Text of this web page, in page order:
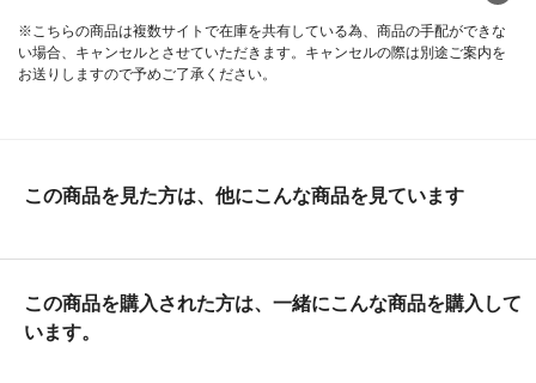
※こちらの商品は複数サイトで在庫を共有している為、商品の手配ができな
い場合、キャンセルとさせていただきます。キャンセルの際は別途ご案内を
お送りしますので予めご了承ください。
この商品を見た方は、他にこんな商品を見ています
この商品を購入された方は、一緒にこんな商品を購入して
います。